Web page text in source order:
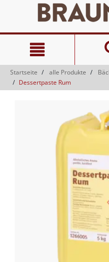
springen
Navigationsmenü
springen
Startseite alle Produkte
Dessertpaste Rum